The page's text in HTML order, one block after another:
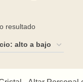
resultado